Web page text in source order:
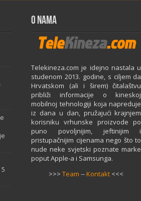
O Nama
Telekineza.com je idejno nastala u
studenom 2013. godine, s ciljem da
Hrvatskom (ali i širem) čitalaštvu
približi informacije o kineskoj
mobilnoj tehnologiji koja napreduje
iz dana u dan, pružajući krajnjem
korisniku vrhunske proizvode po
puno povoljnijim, jeftinijim i
pristupačnijim cijenama nego što to
nude neke svjetski poznate marke
poput Apple-a i Samsunga.
>>>Team --Kontakt <<<